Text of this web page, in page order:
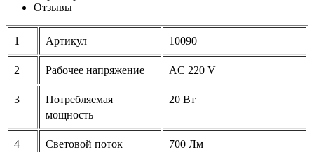
Отзывы
1 Артикул 10090
2 Рабочее напряжение AC 220 V
3
Потребляемая
мощность
20 Вт
4 Световой поток 700 Лм